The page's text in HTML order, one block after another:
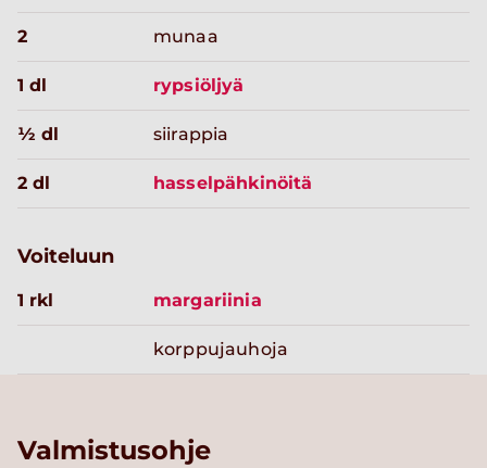
2 munaa
1 dl rypsiöljyä
½ dl siirappia
2 dl hasselpähkinöitä
Voiteluun
1 rkl margariinia
korppujauhoja
Valmistusohje